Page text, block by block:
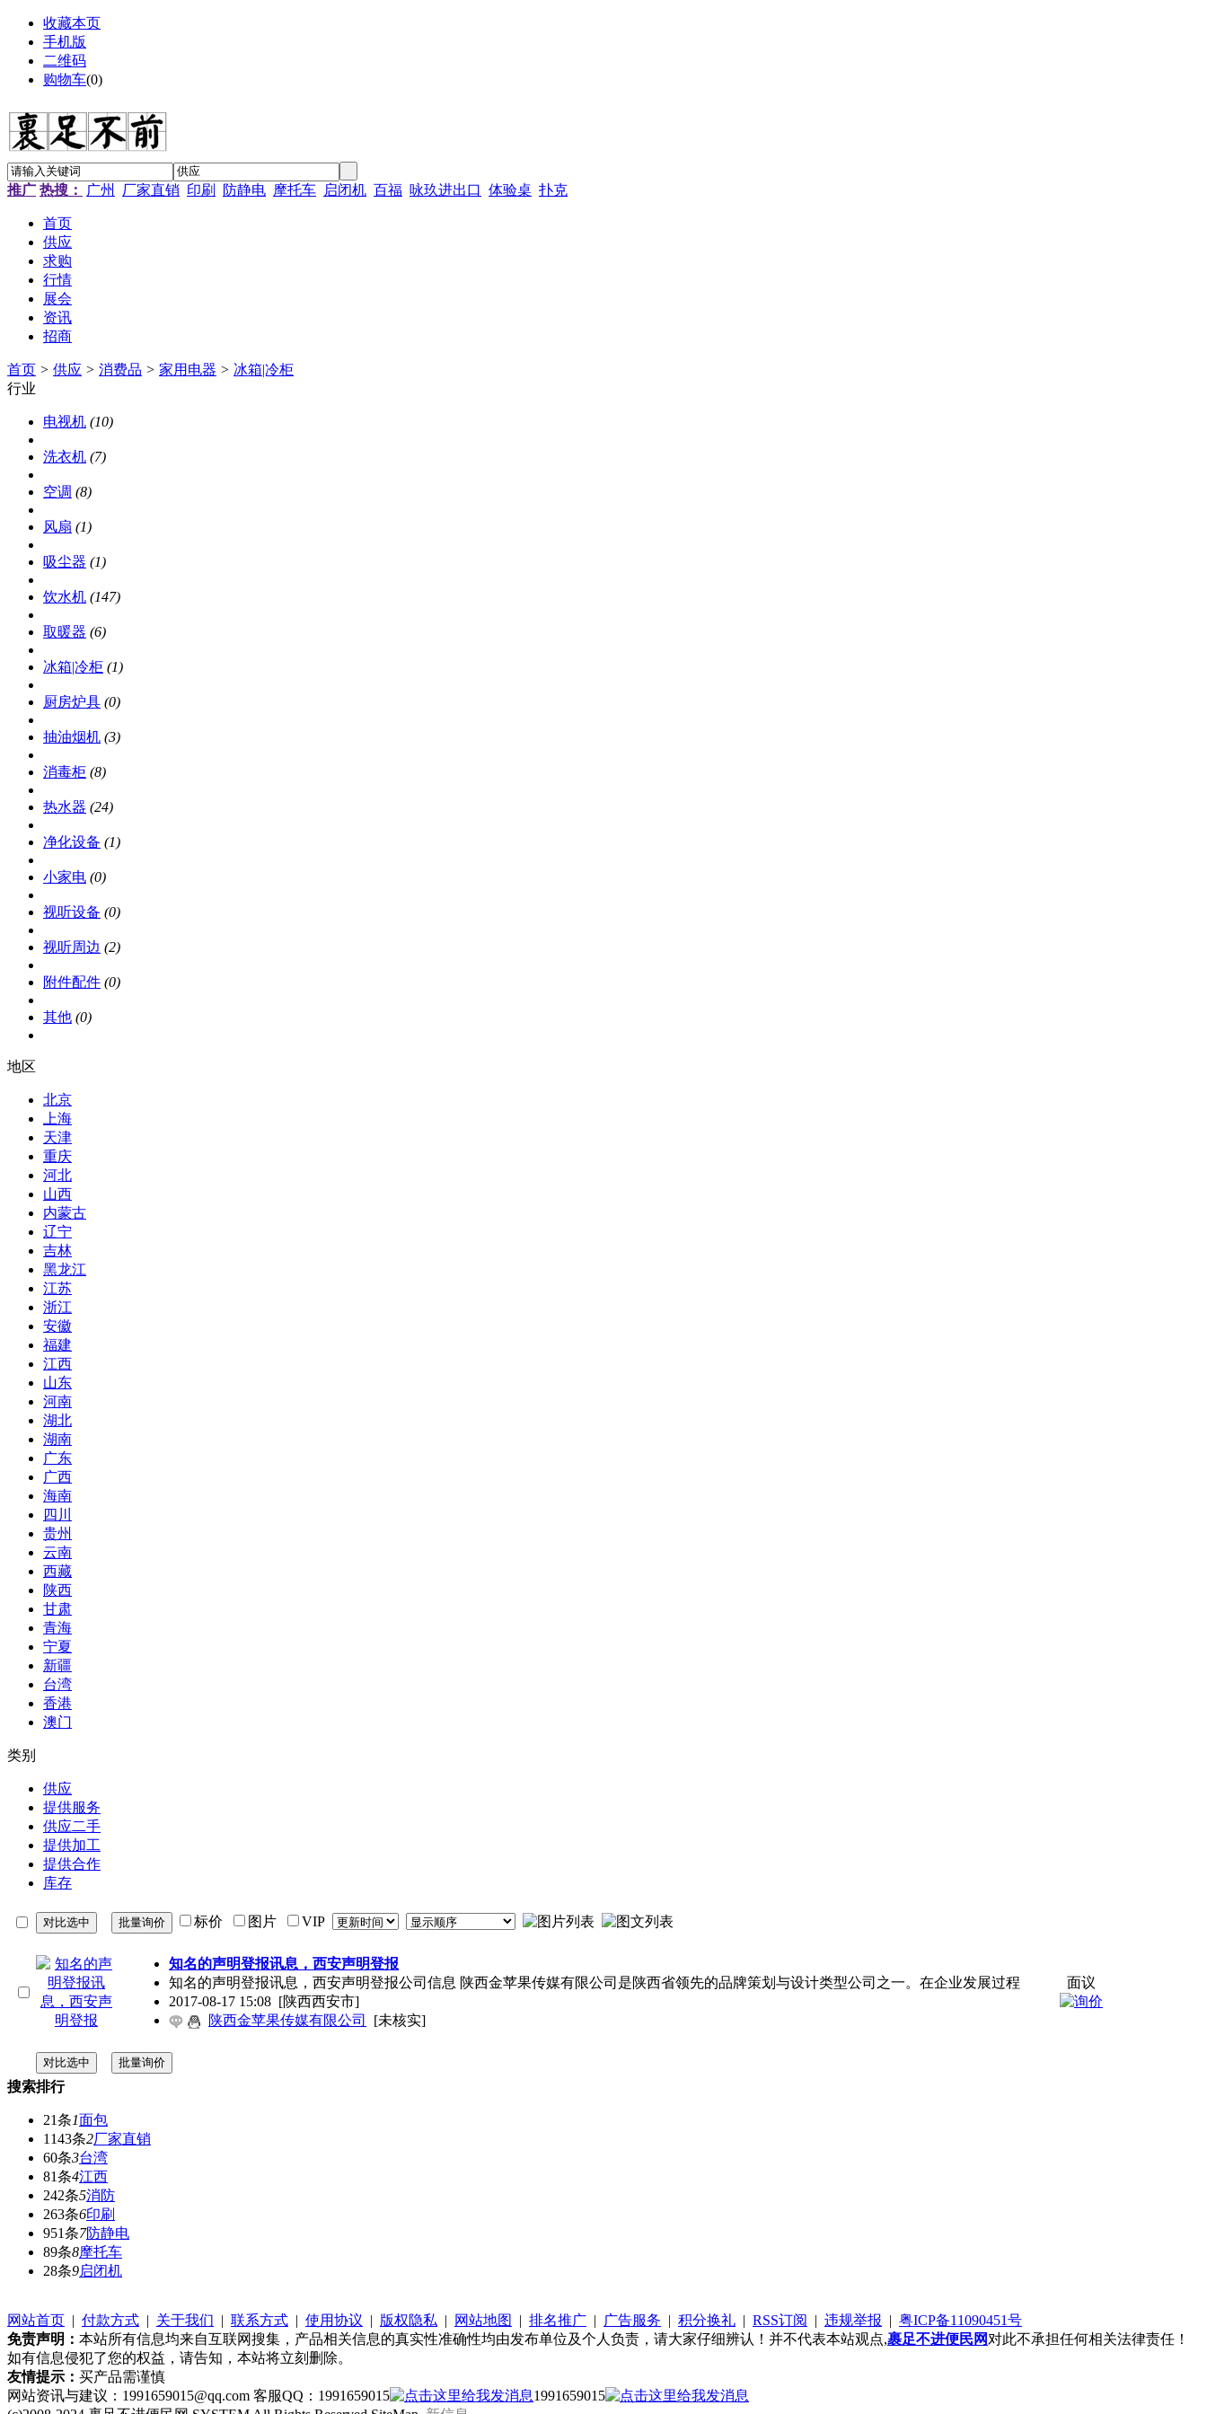
收藏本页
手机版
二维码
购物车(0)
推广 热搜： 广州 厂家直销 印刷 防静电 摩托车 启闭机 百福 咏玖进出口 体验桌 扑克
首页
供应
求购
行情
展会
资讯
招商
首页 > 供应 > 消费品 > 家用电器 > 冰箱|冷柜
行业
电视机 (10)
洗衣机 (7)
空调 (8)
风扇 (1)
吸尘器 (1)
饮水机 (147)
取暖器 (6)
冰箱|冷柜 (1)
厨房炉具 (0)
抽油烟机 (3)
消毒柜 (8)
热水器 (24)
净化设备 (1)
小家电 (0)
视听设备 (0)
视听周边 (2)
附件配件 (0)
其他 (0)
地区
北京
上海
天津
重庆
河北
山西
内蒙古
辽宁
吉林
黑龙江
江苏
浙江
安徽
福建
江西
山东
河南
湖北
湖南
广东
广西
海南
四川
贵州
云南
西藏
陕西
甘肃
青海
宁夏
新疆
台湾
香港
澳门
类别
供应
提供服务
供应二手
提供加工
提供合作
库存
标价 图片 VIP
知名的声明登报讯息，西安声明登报
知名的声明登报讯息，西安声明登报公司信息 陕西金苹果传媒有限公司是陕西省领先的品牌策划与设计类型公司之一。在企业发展过程
2017-08-17 15:08 [陕西西安市]
陕西金苹果传媒有限公司
[未核实]
面议
搜索排行
21条1面包
1143条2厂家直销
60条3台湾
81条4江西
242条5消防
263条6印刷
951条7防静电
89条8摩托车
28条9启闭机
网站首页 | 付款方式 | 关于我们 | 联系方式 | 使用协议 | 版权隐私 | 网站地图 | 排名推广 | 广告服务 | 积分换礼 | RSS订阅 | 违规举报 | 粤ICP备11090451号
免责声明： 本站所有信息均来自互联网搜集，产品相关信息的真实性准确性均由发布单位及个人负责，请大家仔细辨认！并不代表本站观点,裹足不进便民网对此不承担任何相关法律责任！
如有信息侵犯了您的权益，请告知，本站将立刻删除。
友情提示： 买产品需谨慎
网站资讯与建议：1991659015@qq.com 客服QQ：1991659015
1991659015